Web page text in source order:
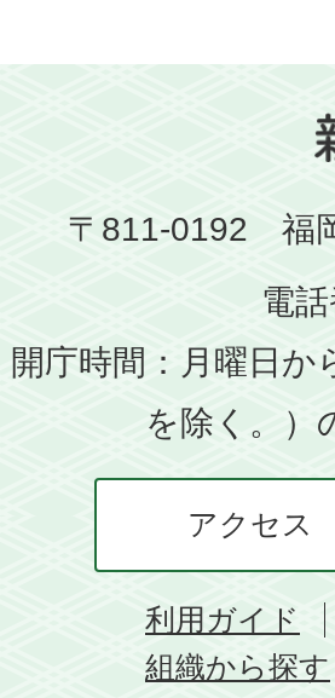
〒811-0192 福
電
開庁時間：月曜日か
を除く。）
アクセス
利用ガイド
組織から探す